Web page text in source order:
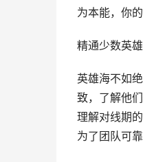
为本能，你
精通少数英
英雄海不如
致，了解他
理解对线期
为了团队可